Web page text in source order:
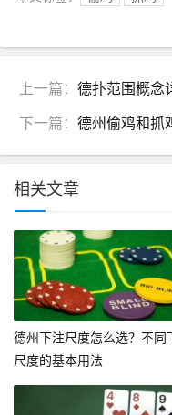
上一篇： 德扑范围概念详
下一篇： 德州偷鸡和抓
相关文章
德州下注尺度怎么选？不同
尺度的基本用法